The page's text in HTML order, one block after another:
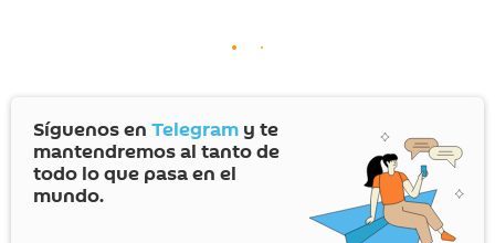
Síguenos en Telegram y te
mantendremos al tanto de
todo lo que pasa en el
mundo.